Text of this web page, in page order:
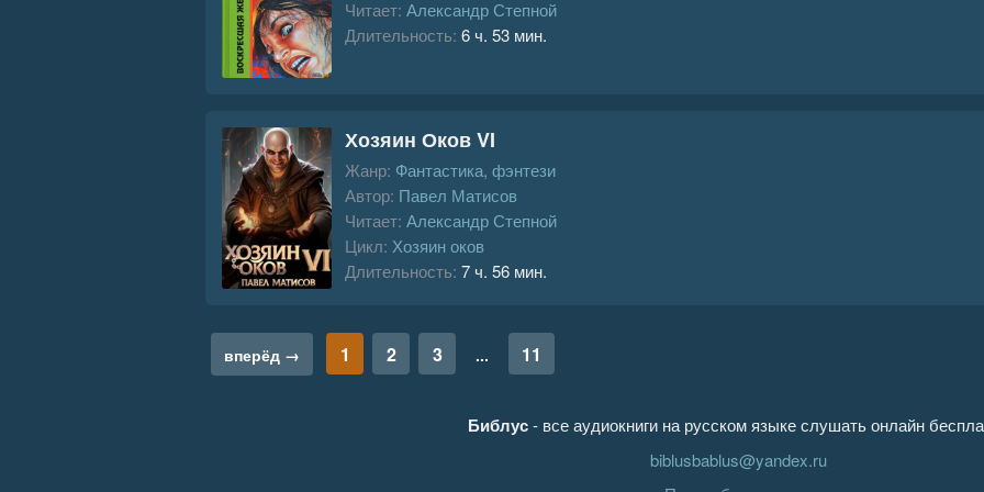
Читает: Александр Степной
Длительность: 6 ч. 53 мин.
Хозяин Оков VI
Жанр: Фантастика, фэнтези
Автор: Павел Матисов
Читает: Александр Степной
Цикл: Хозяин оков
Длительность: 7 ч. 56 мин.
вперёд → 1 2 3 ... 11
Библус- все аудиокниги на русском языке слушать онлайн
biblusbablus@yandex.ru